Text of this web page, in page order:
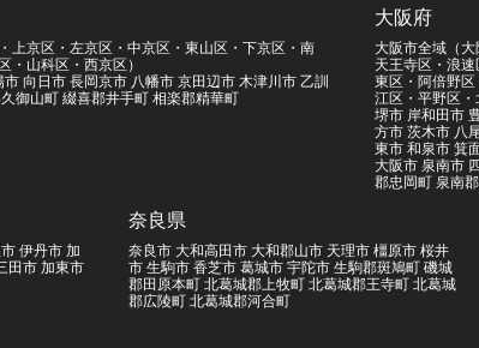
上京区・左京区・中京区・東山区・下京区・南
・山科区・西京区）
向日市 長岡京市 八幡市 京田辺市 木津川市 乙訓
御山町 綴喜郡井手町 相楽郡精華町
大阪府
大阪市全域（
天王寺区・浪
東区・阿倍野
江区・平野区・
堺市 岸和田市
方市 茨木市 八
東市 和泉市 箕
大阪市 泉南市
郡忠岡町 泉南
伊丹市 加
田市 加東市
奈良県
奈良市 大和高田市 大和郡山市 天理市 橿原市 桜井
市 生駒市 香芝市 葛城市 宇陀市 生駒郡斑鳩町 磯城
郡田原本町 北葛城郡上牧町 北葛城郡王寺町 北葛城
郡広陵町 北葛城郡河合町